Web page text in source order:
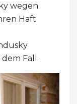
wegen
Haft
Fall.